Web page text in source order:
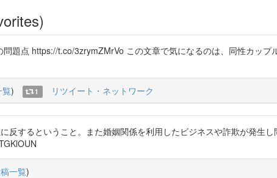
題点 https://t.co/3zrymZMrVo この文章で気になるのは、同性カッ
覧) 1 リツイート・ネットワーク
反するということ。また婚姻関係を利用したビジネスや詐欺が発生
一覧)